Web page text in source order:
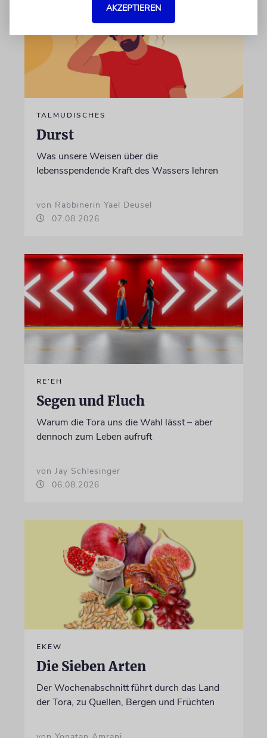
TALMUDISCHES
Durst
Was unsere Weisen über die
lebensspendende Kraft des Wassers lehren
von Rabbinerin Yael Deusel
07.08.2026
RE’EH
Segen und Fluch
Warum die Tora uns die Wahl lässt – aber
dennoch zum Leben aufruft
von Jay Schlesinger
06.08.2026
EKEW
Die Sieben Arten
Der Wochenabschnitt führt durch das Land
der Tora, zu Quellen, Bergen und Früchten
AKZEPTIEREN